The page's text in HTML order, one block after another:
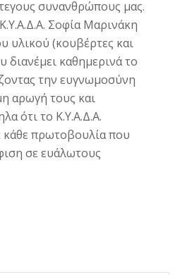
συνανθρώπους μας.
Σοφία Μαρινάκη
υλικού (κουβέρτες και
διανέμει καθημερινά το
την ευγνωμοσύνη
αρωγή τους και
ότι το Κ.Υ.Α.Δ.Α.
κάθε πρωτοβουλία που
σε ευάλωτους